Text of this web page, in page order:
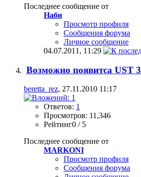
Последнее сообщение от
Наби
Просмотр профиля
Сообщения форума
Личное сообщение
04.07.2011, 11:29
Возможно появитса UST 3
beretta_rez, 27.11.2010 11:17
Ответов: 1
Просмотров: 11,346
Рейтинг0 / 5
Последнее сообщение от
MARKONI
Просмотр профиля
Сообщения форума